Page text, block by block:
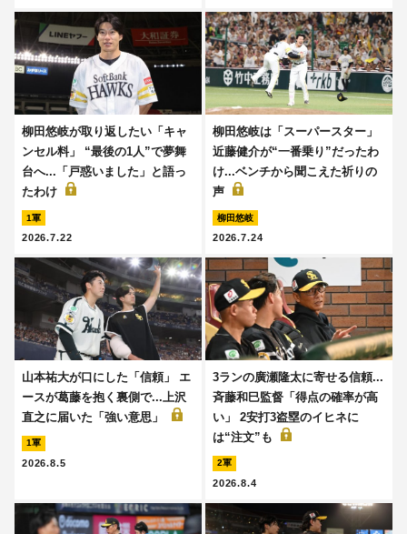
柳田悠岐が取り返したい「キャ
ンセル料」 “最後の1人”で夢舞
台へ...「戸惑いました」と語っ
たわけ
1軍
2026.7.22
柳田悠岐は「スーパースター」
近藤健介が“一番乗り”だったわ
け...ベンチから聞こえた祈りの
声
柳田悠岐
2026.7.24
山本祐大が口にした「信頼」 エ
ースが葛藤を抱く裏側で...上沢
直之に届いた「強い意思」
1軍
2026.8.5
3ランの廣瀬隆太に寄せる信頼...
斉藤和巳監督「得点の確率が高
い」 2安打3盗塁のイヒネに
は“注文”も
2軍
2026.8.4